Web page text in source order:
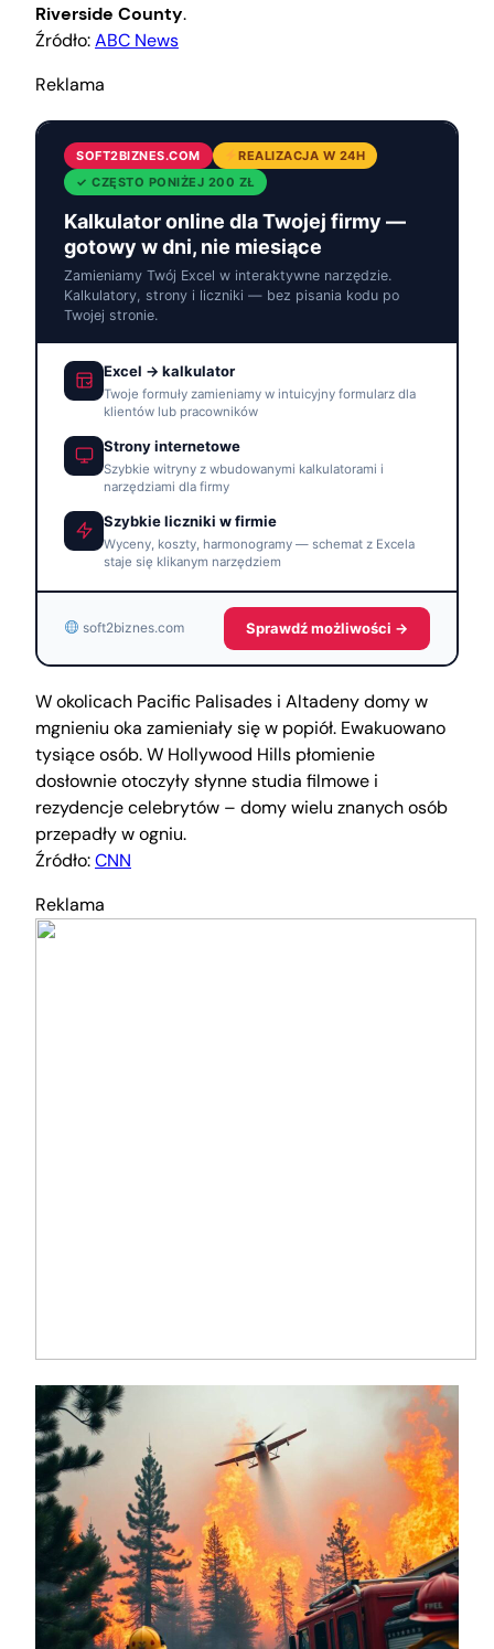
Riverside County.
Źródło:ABC News
Reklama
SOFT2BIZNES.COM
REALIZACJA W 24H
✓ CZĘSTO PONIŻEJ 200 ZŁ
Kalkulator online dla Twojej firmy —
gotowy w dni, nie miesiące
Zamieniamy Twój Excel w interaktywne narzędzie.
Kalkulatory, strony i liczniki — bez pisania kodu po
Twojej stronie.
Excel → kalkulator
Twoje formuły zamieniamy w intuicyjny formularz dla
klientów lub pracowników
Strony internetowe
Szybkie witryny z wbudowanymi kalkulatorami i
narzędziami dla firmy
Szybkie liczniki w firmie
Wyceny, koszty, harmonogramy — schemat z Excela
staje się klikanym narzędziem
soft2biznes.com Sprawdź możliwości →
W okolicach Pacific Palisades i Altadeny domy w
mgnieniu oka zamieniały się w popiół. Ewakuowano
tysiące osób. W Hollywood Hills płomienie
dosłownie otoczyły słynne studia filmowe i
rezydencje celebrytów – domy wielu znanych osób
przepadły w ogniu.
Źródło:CNN
Reklama